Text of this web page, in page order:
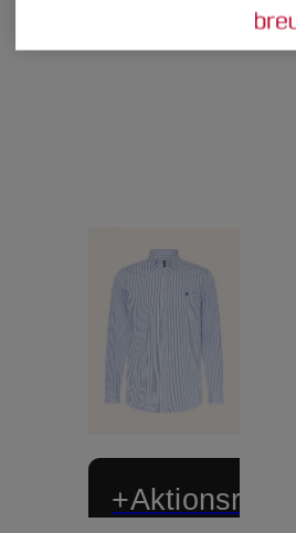
+Aktionsrabatt